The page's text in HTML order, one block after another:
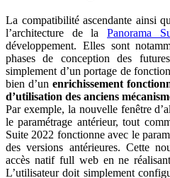
La compatibilité ascendante ainsi
l’architecture de la Panorama
développement. Elles sont
phases de conception des
simplement d’un portage de
bien d’unenrichissement
d’utilisation des anciens
Par exemple, la nouvelle fenêtre
le paramétrage antérieur, tout
Suite 2022 fonctionne avec le
des versions antérieures. Cette
accès natif full web en ne
L’utilisateur doit simplement